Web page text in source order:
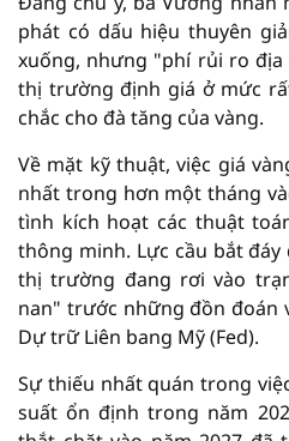
phát có dấu hiệu thuyên
xuống, nhưng "phí rủi ro
thị trường định giá ở mức
chắc cho đà tăng của vàng.
Về mặt kỹ thuật, việc giá
nhất trong hơn một tháng
tình kích hoạt các thuật
thông minh. Lực cầu bắt
thị trường đang rơi vào
nan" trước những đồn đoán
Dự trữ Liên bang Mỹ (Fed).
Sự thiếu nhất quán trong
suất ổn định trong năm